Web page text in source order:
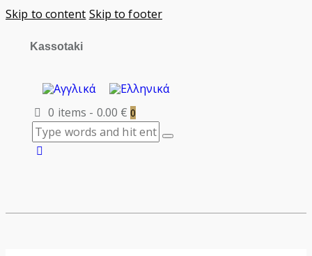
Skip to content Skip to footer
Kassotaki
0 items - 0.00 € 0